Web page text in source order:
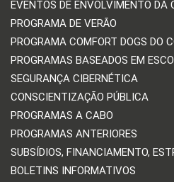
EVENTOS DE ENVOLVIMENTO DA
PROGRAMA DE VERÃO
PROGRAMA COMFORT DOGS DO
PROGRAMAS BASEADOS EM
SEGURANÇA CIBERNÉTICA
CONSCIENTIZAÇÃO PÚBLICA
PROGRAMAS A CABO
PROGRAMAS ANTERIORES
SUBSÍDIOS, FINANCIAMENTO,
BOLETINS INFORMATIVOS